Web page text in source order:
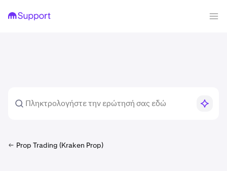
Prop Trading (Kraken Prop)